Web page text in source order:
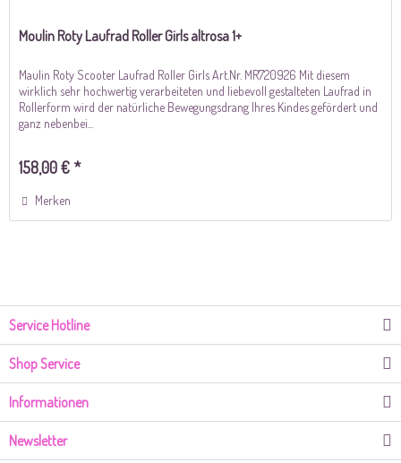
Moulin Roty Laufrad Roller Girls altrosa 1+
Maulin Roty Scooter Laufrad Roller Girls Art.Nr. MR720926 Mit diesem
wirklich sehr hochwertig verarbeiteten und liebevoll gestalteten Laufrad in
Rollerform wird der natürliche Bewegungsdrang Ihres Kindes gefördert und
ganz nebenbei...
158,00 € *
Merken
Service Hotline
Shop Service
Informationen
Newsletter